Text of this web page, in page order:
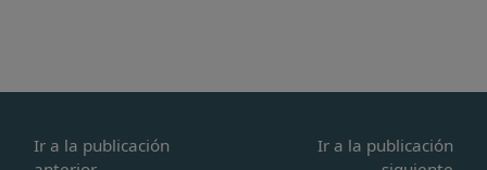
Ir a la publicación
Ir a la publicación